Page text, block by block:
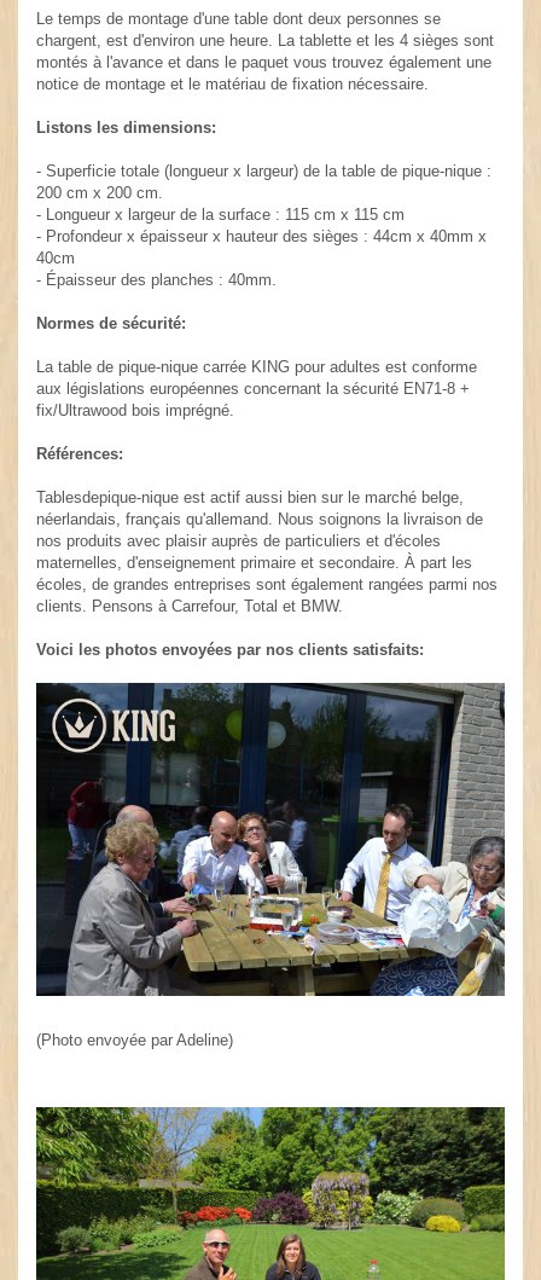
Le temps de montage d'une table dont deux personnes se
chargent, est d'environ une heure. La tablette et les 4 sièges sont
montés à l'avance et dans le paquet vous trouvez également une
notice de montage et le matériau de fixation nécessaire.
Listons les dimensions:
- Superficie totale (longueur x largeur) de la table de pique-nique :
200 cm x 200 cm.
- Longueur x largeur de la surface : 115 cm x 115 cm
- Profondeur x épaisseur x hauteur des sièges : 44cm x 40mm x
40cm
- Épaisseur des planches : 40mm.
Normes de sécurité:
La table de pique-nique carrée KING pour adultes est conforme
aux législations européennes concernant la sécurité EN71-8 +
fix/Ultrawood bois imprégné.
Références:
Tablesdepique-nique est actif aussi bien sur le marché belge,
néerlandais, français qu'allemand. Nous soignons la livraison de
nos produits avec plaisir auprès de particuliers et d'écoles
maternelles, d'enseignement primaire et secondaire. À part les
écoles, de grandes entreprises sont également rangées parmi nos
clients. Pensons à Carrefour, Total et BMW.
Voici les photos envoyées par nos clients satisfaits:
(Photo envoyée par Adeline)